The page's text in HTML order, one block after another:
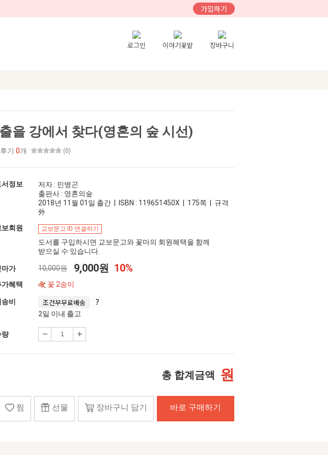
가입하기
로그인 이야기꽃밭 장바구니
을 강에서 찾다(영혼의 숲 시선)
기 0개 (0)
서정보
저자 : 민병곤
출판사 : 영혼의숲
2018년 11월 01일 출간 | ISBN : 119651450X | 175쪽 | 규격
外
보회원
교보문고 ID 연결하기
도서를 구입하시면 교보문고와 꽃마의 회원혜택을 함께
받으실 수 있습니다.
마가 10,000원 9,000원 10%
가혜택 꽃 2송이
송비 조건부무료배송
2일 이내 출고
량
총 합계금액 원
찜 선물 장바구니 담기 바로 구매하기